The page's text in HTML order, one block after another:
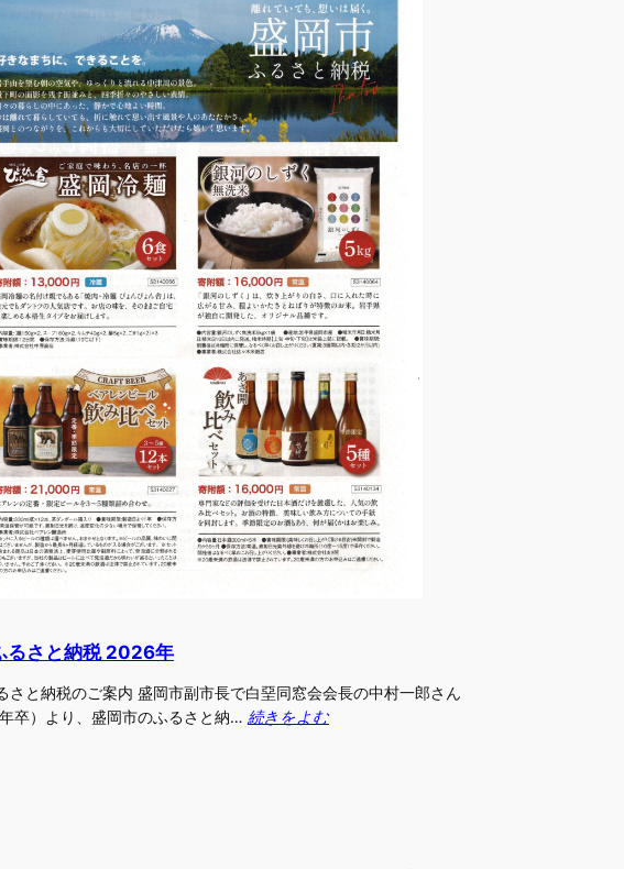
るさと納税 2026年
さと納税のご案内 盛岡市副市長で白堊同窓会会長の中村一郎さん
年卒）より、盛岡市のふるさと納… 続きをよむ